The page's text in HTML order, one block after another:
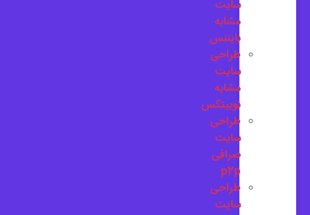
سایت
مشابه
بایننس
طراحی
سایت
مشابه
نوبیتکس
طراحی
سایت
صرافی
p2p
طراحی
سایت